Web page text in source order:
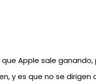
Apple sale
y es que no se